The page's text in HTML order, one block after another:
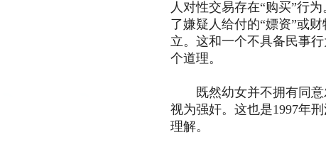
人对性交易存在“购买”行
了嫌疑人给付的“嫖资”或
立。这和一个不具备民事
个道理。
既然幼女并不拥有同意
视为强奸。这也是1997年
理解。